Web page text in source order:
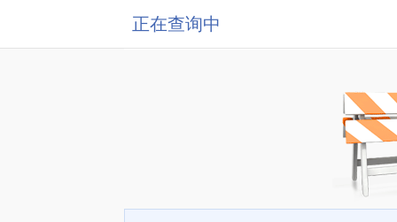
正在查询中